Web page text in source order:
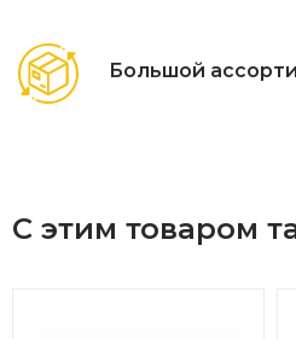
Большой
С этим товаром